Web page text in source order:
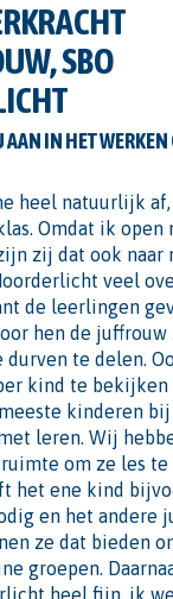
SBO
AAN IN HET WERKEN
heel natuurlijk
Omdat ik open
zij dat ook naar
veel
de leerlingen
hen de juffrouw
durven te delen.
kind te
kinderen bij
leren. Wij
om ze les te
het ene kind
en het andere
ze dat bieden
groepen.
heel fijn, ik